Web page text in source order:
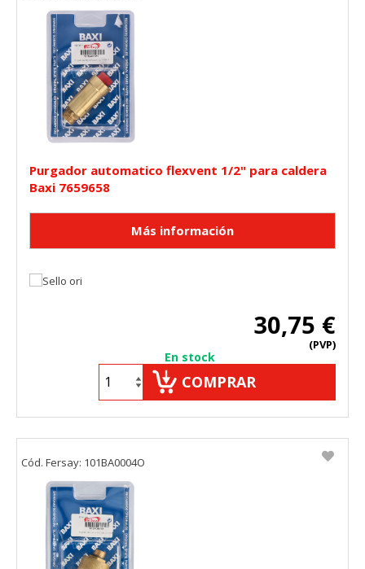
Purgador automatico flexvent 1/2" para caldera
Baxi 7659658
30,75 €
(PVP)
En stock
COMPRAR
Cód. Fersay: 101BA0004O